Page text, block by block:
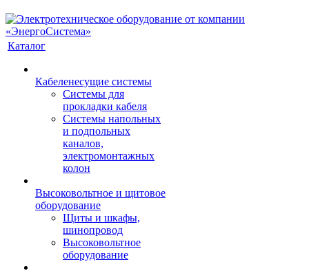
Каталог
Кабеленесущие системы
Системы для
прокладки кабеля
Системы напольных
и подпольных
каналов,
электромонтажных
колон
Высоковольтное и щитовое
оборудование
Щиты и шкафы,
шинопровод
Высоковольтное
оборудование